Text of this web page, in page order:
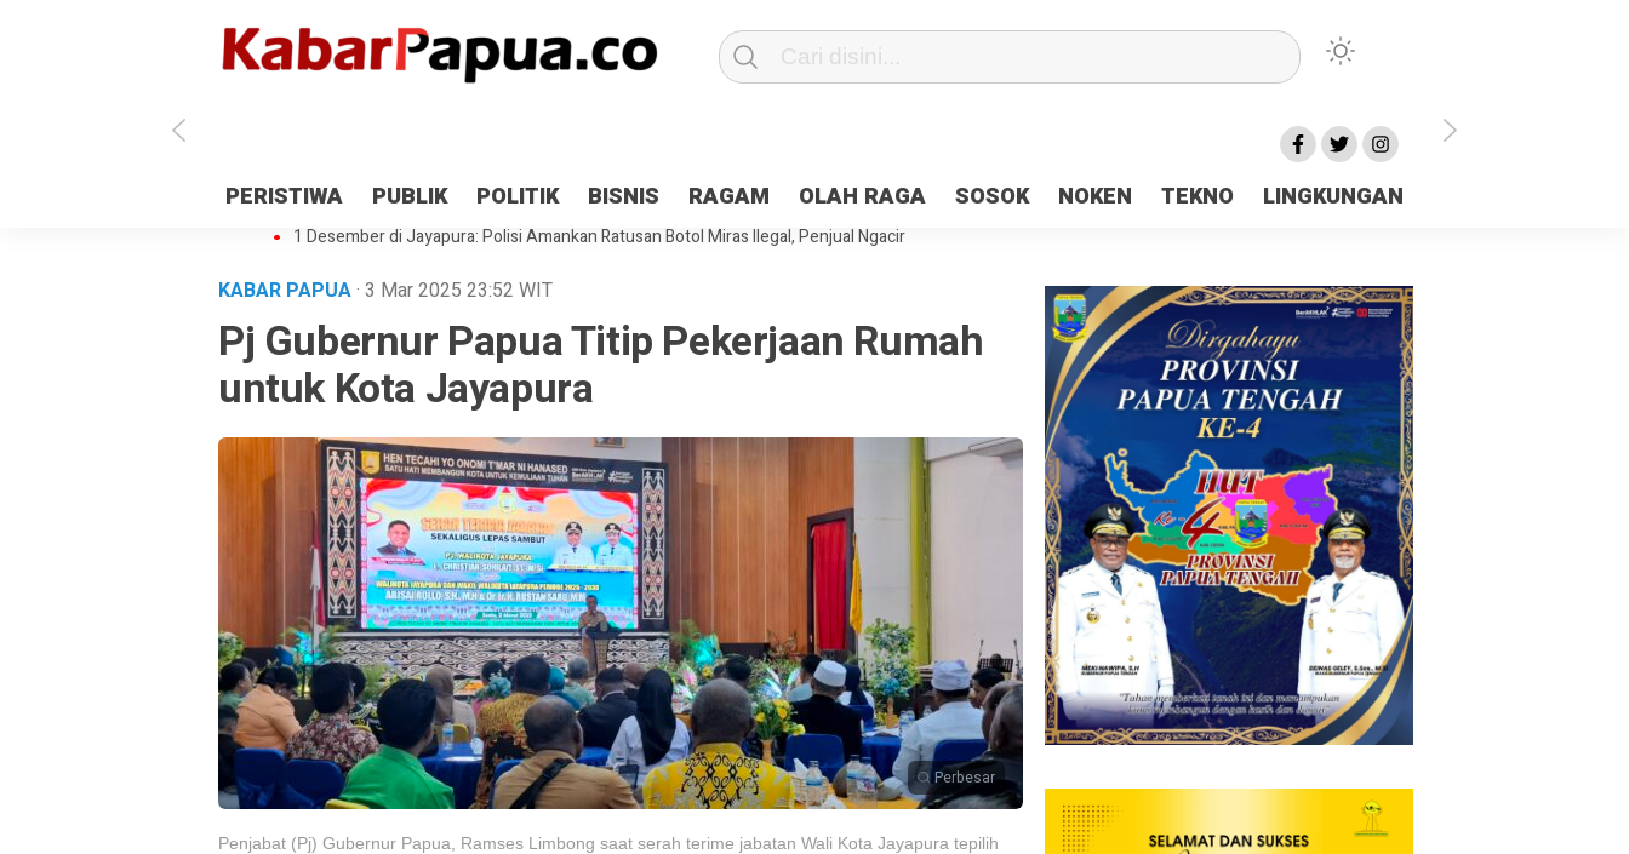
PERISTIWA PUBLIK POLITIK BISNIS RAGAM OLAH RAGA SOSOK NOKEN TEKNO LINGKUNGAN
Antisipasi 1 Desember, TNI Polri Patroli 2×24 jam di Kota Jayapura
Pesan Sejuk Polri di Deklarasi Pemilu Ceria Tanah Papua
Gedung Perpustakaan SMPN 5 Sentani Terbakar
Hibah Pilkada Jayapura Cair 10 Persen, Deposit Kas Daerah Rp23 Miliar Disorot
1 Desember di Jayapura: Polisi Amankan Ratusan Botol Miras Ilegal, Penjual Ngacir
KABAR PAPUA· 3 Mar 2025 23:52 WIT
Pj Gubernur Papua Titip Pekerjaan Rumah
untuk Kota Jayapura
Perbesar
Penjabat (Pj) Gubernur Papua, Ramses Limbong saat serah terime jabatan Wali Kota Jayapura tepilih